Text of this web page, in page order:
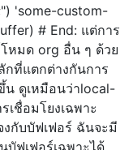
'some-custom-
# End: แต่การ
หมด org อื่น ๆ ด้วย
ที่แตกต่างกันการ
น ดูเหมือนว่าlocal-
เชื่อมโยงเฉพาะ
งกับบัฟเฟอร์ ฉันจะมี
บัฟเฟอร์เฉพาะได้